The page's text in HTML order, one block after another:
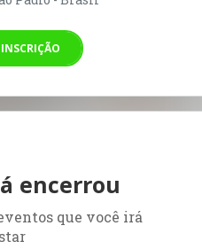
encerrou
que você irá